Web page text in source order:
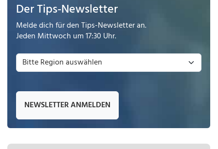
Der Tips-Newsletter
Melde dich für den Tips-Newsletter an.
Jeden Mittwoch um 17:30 Uhr.
NEWSLETTER ANMELDEN